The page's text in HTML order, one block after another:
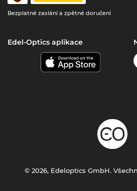
Bezplatné zaslání a zpětné doručení
Edel-Optics aplikace
© 2026, Edeloptics GmbH.